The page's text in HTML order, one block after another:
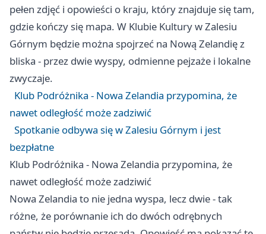
pełen zdjęć i opowieści o kraju, który znajduje się tam,
gdzie kończy się mapa. W Klubie Kultury w Zalesiu
Górnym będzie można spojrzeć na Nową Zelandię z
bliska - przez dwie wyspy, odmienne pejzaże i lokalne
zwyczaje.
Klub Podróżnika - Nowa Zelandia przypomina, że
nawet odległość może zadziwić
Spotkanie odbywa się w Zalesiu Górnym i jest
bezpłatne
Klub Podróżnika - Nowa Zelandia przypomina, że
nawet odległość może zadziwić
Nowa Zelandia to nie jedna wyspa, lecz dwie - tak
różne, że porównanie ich do dwóch odrębnych